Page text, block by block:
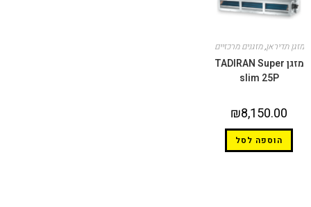
מזגן תדיראן,מזגנים מרכזיים
מזגן TADIRAN Super
slim 25P
₪8,150.00
הוספה לסל